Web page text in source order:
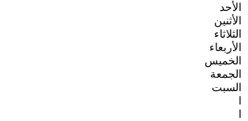
الأحد
الأثنين
الثلاثاء
الأربعاء
الخميس
الجمعة
السبت
ا
ا